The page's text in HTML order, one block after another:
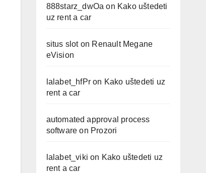
888starz_dwOa on Kako uštedeti
uz rent a car
situs sloton Renault Megane
eVision
lalabet_hfPron Kako uštedeti uz
rent a car
automated approval process
software on Prozori
lalabet_viki on Kako uštedeti uz
rent a car